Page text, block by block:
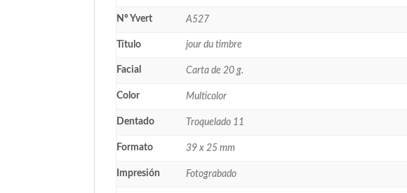
Nº Yvert A527
Título jour du timbre
Facial Carta de 20 g.
Color Multicolor
Dentado Troquelado 11
Formato 39 x 25 mm
Impresión Fotograbado